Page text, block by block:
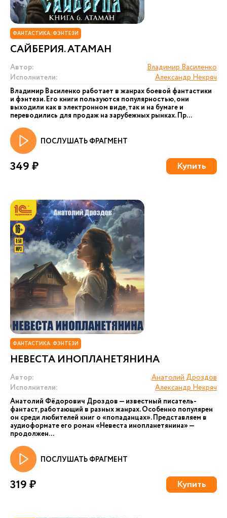
ФАНТАСТИКА. ФЭНТЕЗИ
САЙБЕРИЯ. АТАМАН
Автор:
Владимир Василенко
Исполнители:
Александр Некряч
Владимир Василенко работает в жанрах боевой фантастики
и фэнтези. Его книги пользуются популярностью, они
выходили как в электронном виде, так и на бумаге и
переводились для продаж на зарубежных рынках. Пр...
ПОСЛУШАТЬ ФРАГМЕНТ
349 ₽ Купить
ФАНТАСТИКА. ФЭНТЕЗИ
НЕВЕСТА ИНОПЛАНЕТЯНИНА
Автор:
Анатолий Дроздов
Исполнители:
Александр Некряч
Анатолий Фёдорович Дроздов — известный писатель-
фантаст, работающий в разных жанрах. Особенно популярен
он среди любителей книг о «попаданцах». Представляем в
аудиоформате его роман «Невеста инопланетянина» —
продолжен...
ПОСЛУШАТЬ ФРАГМЕНТ
319 ₽ Купить